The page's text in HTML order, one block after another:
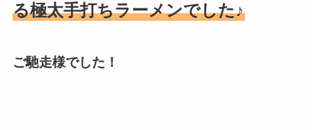
る極太手打ちラーメンでした♪
ご馳走様でした！